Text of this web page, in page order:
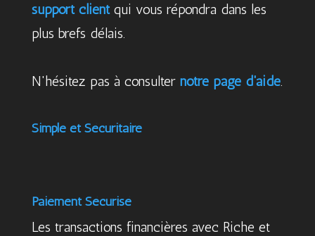
support clientqui vous répondra dans les
plus brefs délais.
N'hésitez pas à consulter notre page d'aide.
Simple et Sécuritaire
Paiement Sécurisé
Les transactions financières avec Riche et